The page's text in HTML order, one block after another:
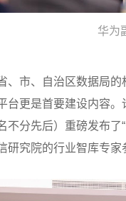
华为
、市、自治区数据局
台更是首要建设内容
不分先后）重磅发布
究院的行业智库专家